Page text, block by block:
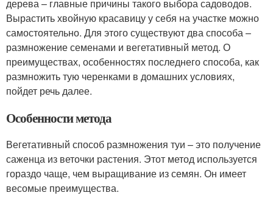
дерева – главные причины такого выбора садоводов.
Вырастить хвойную красавицу у себя на участке можно
самостоятельно. Для этого существуют два способа –
размножение семенами и вегетативный метод. О
преимуществах, особенностях последнего способа, как
размножить тую черенками в домашних условиях,
пойдет речь далее.
Особенности метода
Вегетативный способ размножения туи – это получение
саженца из веточки растения. Этот метод используется
гораздо чаще, чем выращивание из семян. Он имеет
весомые преимущества.